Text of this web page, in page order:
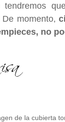
tendremos
momento,
no
de la cubierta